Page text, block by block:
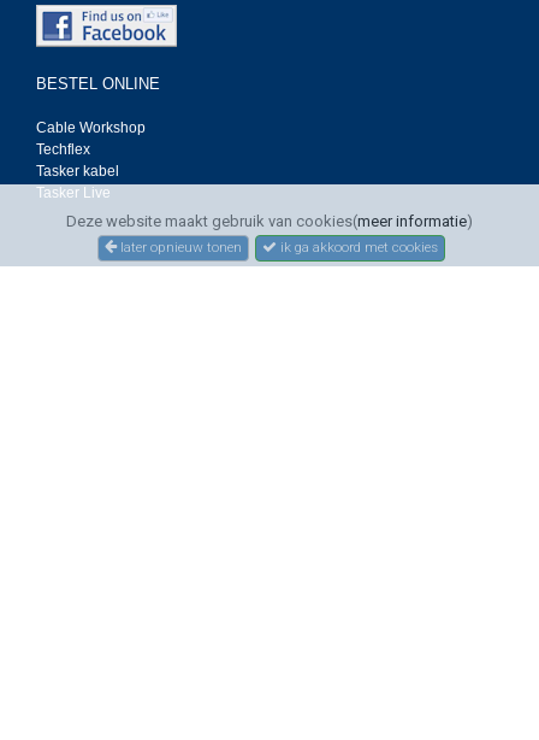
Deze website maakt gebruik van cookies(meer informatie)
later opnieuw tonen ik ga akkoord met cookies
BESTEL ONLINE
Cable Workshop
Techflex
Tasker kabel
Tasker Live